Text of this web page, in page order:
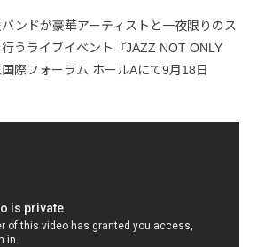
ンドが豪華アーティストと一夜限りのス
うライブイベント『JAZZ NOT ONLY
際フォーラム ホールAにて9月18日